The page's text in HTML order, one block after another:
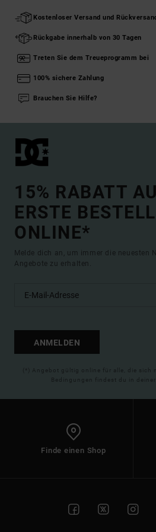
Kostenloser Versand und
Rückgabe innerhalb von 30 Tagen
Treten Sie dem Treueprogramm bei
100% sichere Zahlung
Brauchen Sie Hilfe?
15% RABATT
ERSTE
ONLINE*
Melde dich an, um immer die neuesten
Angebote zu erhalten.
ANMELDEN
(*) Angebot gültig online für alle, die sich
Bedingungen findest du in deiner
Finde einen Shop